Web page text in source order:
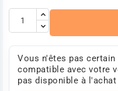
Vous n'êtes pas
compatible avec votre
pas disponible à l'achat